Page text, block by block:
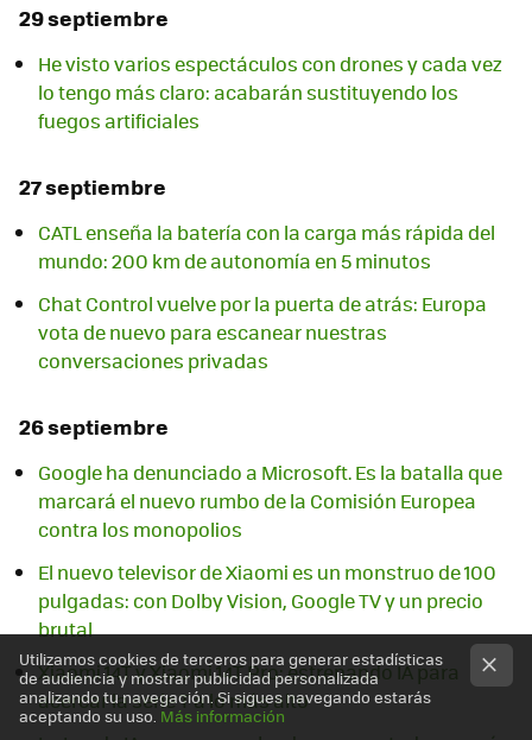
29 septiembre
He visto varios espectáculos con drones y cada vez
lo tengo más claro: acabarán sustituyendo los
fuegos artificiales
27 septiembre
CATL enseña la batería con la carga más rápida del
mundo: 200 km de autonomía en 5 minutos
Chat Control vuelve por la puerta de atrás: Europa
vota de nuevo para escanear nuestras
conversaciones privadas
26 septiembre
Google ha denunciado a Microsoft. Es la batalla que
marcará el nuevo rumbo de la Comisión Europea
contra los monopolios
El nuevo televisor de Xiaomi es un monstruo de 100
pulgadas: con Dolby Vision, Google TV y un precio
brutal
Xiaomi 14T y Xiaomi 14T Pro: estrenando IA para
acercar la serie T a lo más alto
Utilizamos cookies de terceros para generar estadísticas
de audiencia y mostrar publicidad personalizada
analizando tu navegación. Si sigues navegando estarás
aceptando su uso. Más información